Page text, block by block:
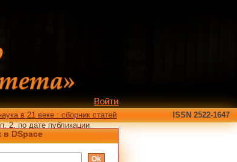
ученых, 2007
Войти
в 21 веке : сборник статей
2. по дате публикации
ISSN 2522-1647
в DSpace